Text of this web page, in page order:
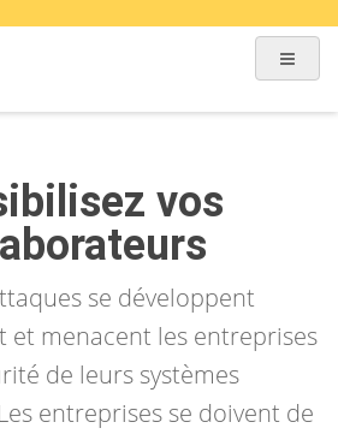
vos
se développent
et menacent les entreprises
de leurs systèmes
entreprises se doivent de